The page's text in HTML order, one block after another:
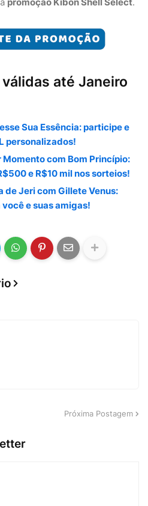
até Janeiro
Sua Essência: participe e
personalizados!
Momento com Bom Princípio:
e R$10 mil nos sorteios!
de Jeri com Gillete Venus:
e suas amigas!
Próxima Postagem